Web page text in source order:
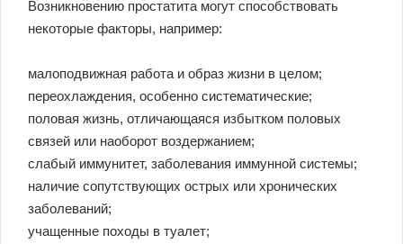
Возникновению простатита могут способствовать
некоторые факторы, например:
малоподвижная работа и образ жизни в целом;
переохлаждения, особенно систематические;
половая жизнь, отличающаяся избытком половых
связей или наоборот воздержанием;
слабый иммунитет, заболевания иммунной системы;
наличие сопутствующих острых или хронических
заболеваний;
учащенные походы в туалет;